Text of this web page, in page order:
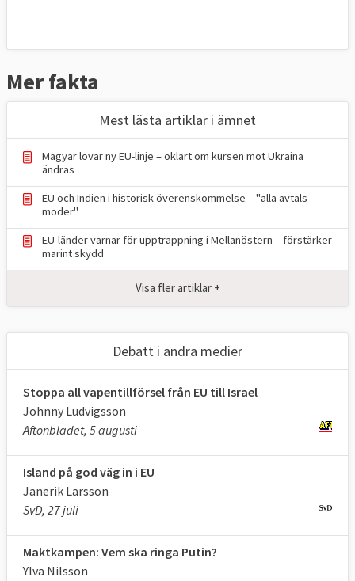
Mer fakta
Mest lästa artiklar i ämnet
Magyar lovar ny EU-linje – oklart om kursen mot Ukraina
ändras
EU och Indien i historisk överenskommelse – "alla avtals
moder"
EU-länder varnar för upptrappning i Mellanöstern – förstärker
marint skydd
Visa fler artiklar +
Debatt i andra medier
Stoppa all vapentillförsel från EU till Israel
Johnny Ludvigsson
Aftonbladet, 5 augusti
Island på god väg in i EU
Janerik Larsson
SvD, 27 juli
Maktkampen: Vem ska ringa Putin?
Ylva Nilsson